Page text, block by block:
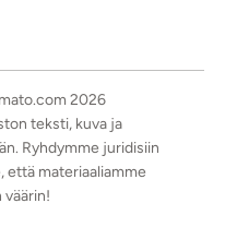
2026
teksti, kuva ja
Ryhdymme juridisiin
että materiaaliamme
väärin!